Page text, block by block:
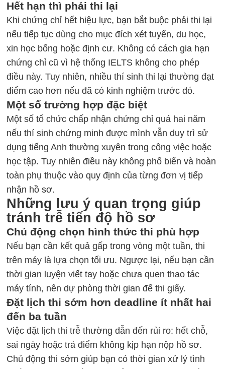
Hết hạn thì phải thi lại
Khi chứng chỉ hết hiệu lực, bạn bắt buộc phải thi lại
nếu tiếp tục dùng cho mục đích xét tuyển, du học,
xin học bổng hoặc định cư. Không có cách gia hạn
chứng chỉ cũ vì hệ thống IELTS không cho phép
điều này. Tuy nhiên, nhiều thí sinh thi lại thường đạt
điểm cao hơn nếu đã có kinh nghiệm trước đó.
Một số trường hợp đặc biệt
Một số tổ chức chấp nhận chứng chỉ quá hai năm
nếu thí sinh chứng minh được mình vẫn duy trì sử
dụng tiếng Anh thường xuyên trong công việc hoặc
học tập. Tuy nhiên điều này không phổ biến và hoàn
toàn phụ thuộc vào quy định của từng đơn vị tiếp
nhận hồ sơ.
Những lưu ý quan trọng giúp
tránh trễ tiến độ hồ sơ
Chủ động chọn hình thức thi phù hợp
Nếu bạn cần kết quả gấp trong vòng một tuần, thi
trên máy là lựa chọn tối ưu. Ngược lại, nếu bạn cần
thời gian luyện viết tay hoặc chưa quen thao tác
máy tính, nên dự phòng thời gian để thi giấy.
Đặt lịch thi sớm hơn deadline ít nhất hai
đến ba tuần
Việc đặt lịch thi trễ thường dẫn đến rủi ro: hết chỗ,
sai ngày hoặc trả điểm không kịp hạn nộp hồ sơ.
Chủ động thi sớm giúp bạn có thời gian xử lý tình